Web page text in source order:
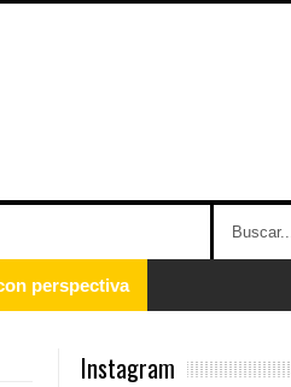
en la clausura
Instagram